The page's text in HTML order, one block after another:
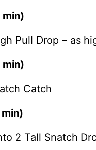
min)
Pull Drop – as
min)
Catch
2 Tall Snatch